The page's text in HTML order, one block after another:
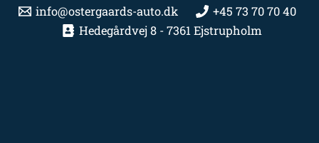
info@ostergaards-auto.dk
+45 73 70 70 40
Hedegårdvej 8 - 7361 Ejstrupholm